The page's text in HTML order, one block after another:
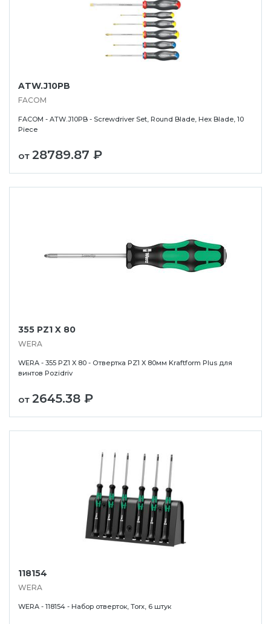
ATW.J10PB
FACOM
FACOM - ATW.J10PB - Screwdriver Set, Round Blade, Hex Blade, 10
Piece
от 28789.87 ₽
355 PZ1 X 80
WERA
WERA - 355 PZ1 X 80 - Отвертка PZ1 X 80мм Kraftform Plus для
винтов Pozidriv
от 2645.38 ₽
118154
WERA
WERA - 118154 - Набор отверток, Torx, 6 штук